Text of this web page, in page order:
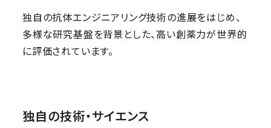
独自の抗体エンジニアリング技術の進展をはじめ、
多様な研究基盤を背景とした、高い創薬力が世界的
に評価されています。
独自の技術・サイエンス